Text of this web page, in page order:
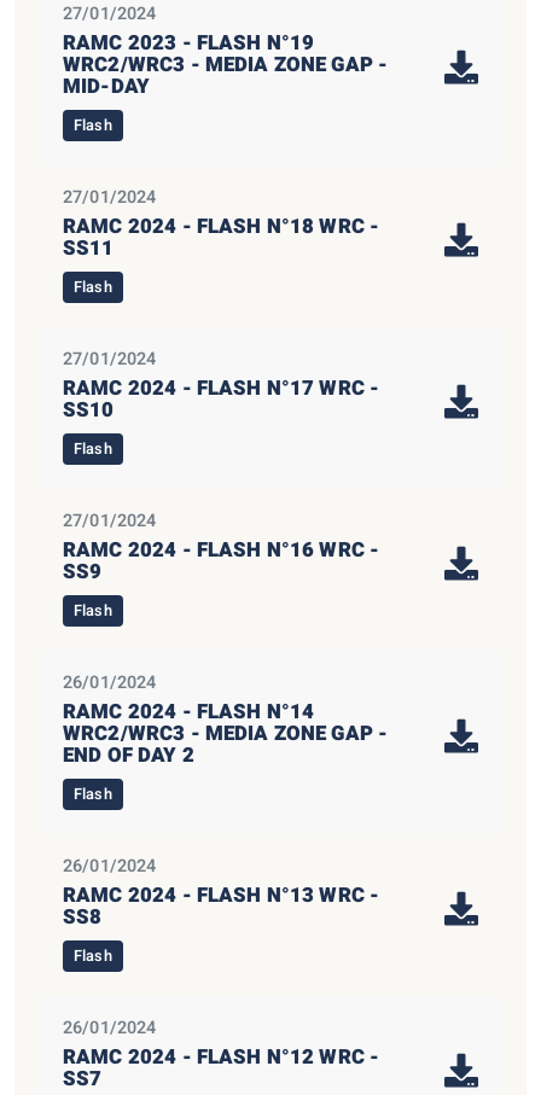
27/01/2024
RAMC 2023 - FLASH N°19
WRC2/WRC3 - MEDIA ZONE GAP -
MID-DAY
Flash
27/01/2024
RAMC 2024 - FLASH N°18 WRC -
SS11
Flash
27/01/2024
RAMC 2024 - FLASH N°17 WRC -
SS10
Flash
27/01/2024
RAMC 2024 - FLASH N°16 WRC -
SS9
Flash
26/01/2024
RAMC 2024 - FLASH N°14
WRC2/WRC3 - MEDIA ZONE GAP -
END OF DAY 2
Flash
26/01/2024
RAMC 2024 - FLASH N°13 WRC -
SS8
Flash
26/01/2024
RAMC 2024 - FLASH N°12 WRC -
SS7